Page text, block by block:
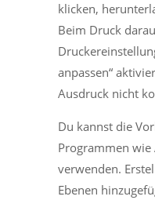
klicken,
Beim Druck
anpassen“
Ausdruck nicht
Du kannst die
Programmen
verwenden.
Ebenen